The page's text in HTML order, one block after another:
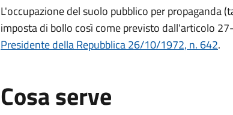
L'occupazione del suolo pubblico per propaganda
imposta di bollo così come previsto dall'articolo
Presidente della Repubblica 26/10/1972, n. 642.
Cosa serve